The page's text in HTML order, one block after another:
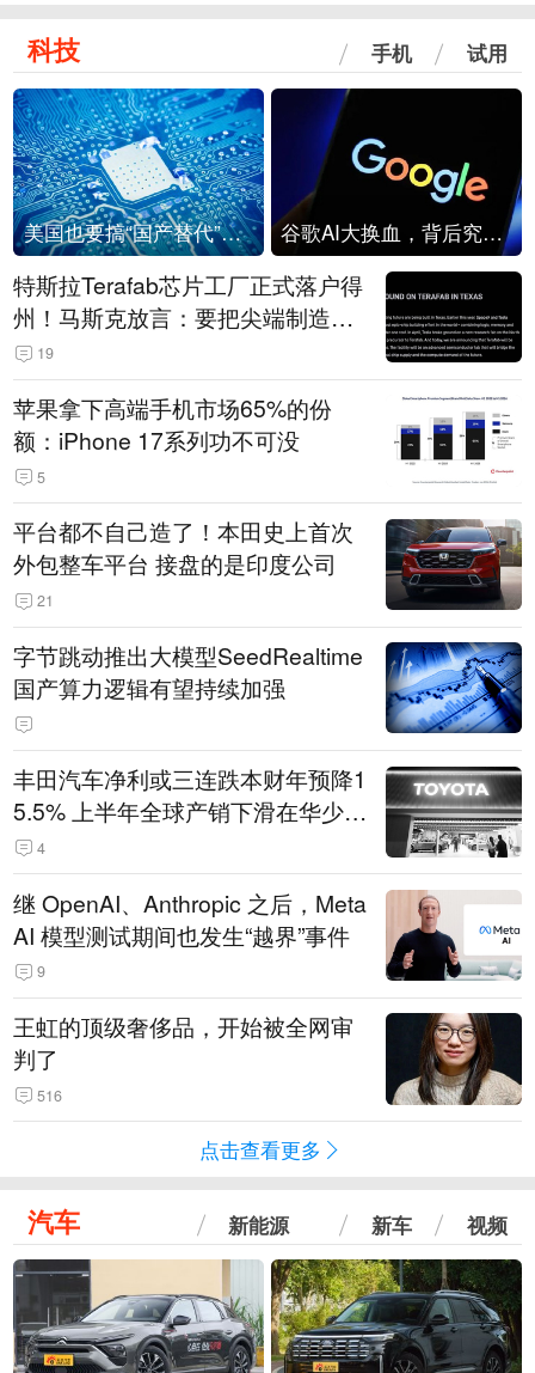
科技 手机 试用
美国也要搞“国产替代”？先算清三笔账 谷歌AI大换血，背后究竟发生了什么？
特斯拉Terafab芯片工厂正式落户得
州！马斯克放言：要把尖端制造带
回美国
19
苹果拿下高端手机市场65%的份
额：iPhone 17系列功不可没
5
平台都不自己造了！本田史上首次
外包整车平台 接盘的是印度公司
21
字节跳动推出大模型SeedRealtime
国产算力逻辑有望持续加强
丰田汽车净利或三连跌本财年预降1
5.5% 上半年全球产销下滑在华少卖
14.3万辆
4
继 OpenAI、Anthropic 之后，Meta
AI 模型测试期间也发生“越界”事件
9
王虹的顶级奢侈品，开始被全网审
判了
516
点击查看更多
汽车 新能源 新车 视频